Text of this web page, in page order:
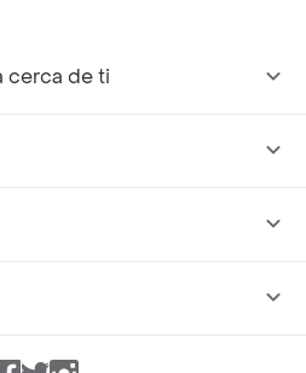
cerca de ti